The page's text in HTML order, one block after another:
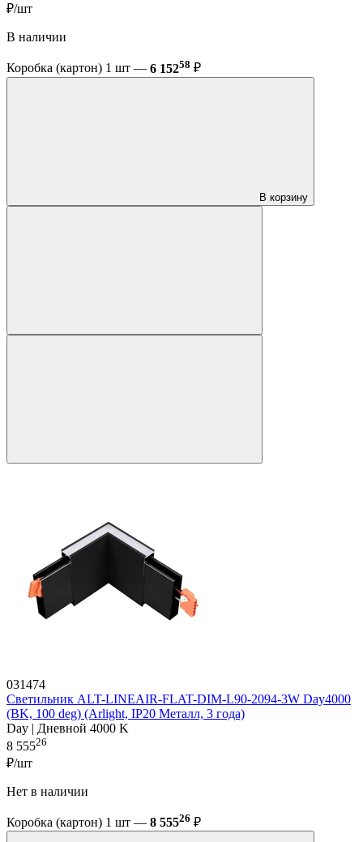
₽/шт
В наличии
Коробка (картон) 1 шт — 6 15258 ₽
В корзину
031474
Светильник ALT-LINEAIR-FLAT-DIM-L90-2094-3W Day4000
(BK, 100 deg) (Arlight, IP20 Металл, 3 года)
Day | Дневной 4000 K
8 55526
₽/шт
Нет в наличии
Коробка (картон) 1 шт — 8 55526 ₽